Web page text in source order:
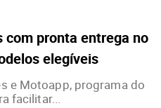
com pronta entrega no
elegíveis
e Motoapp, programa do
facilitar...